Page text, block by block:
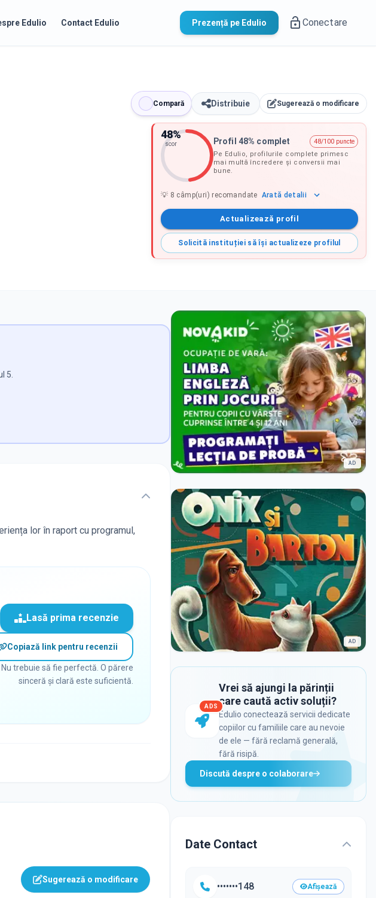
Edulio Contact Edulio Prezență pe Edulio Conectare
Compară Distribuie Sugerează o modificare
48%
scor Profil 48% complet
48/100 puncte
Pe Edulio, profilurile complete primesc
mai multă încredere și conversii mai
bune.
💡 8 câmp(uri) recomandate Arată detalii
Actualizează profil
Solicită instituției să își actualizeze profilul
5.
lor în raport cu programul,
Lasă prima recenzie
Copiază link pentru recenzii
Nu trebuie să fie perfectă. O părere
sinceră și clară este suficientă.
Sugerează o modificare
AD
AD
ADS
Vrei să ajungi la părinții
care caută activ soluții?
Edulio conectează servicii dedicate
copiilor cu familiile care au nevoie
de ele — fără reclamă generală,
fără risipă.
Discută despre o colaborare
Date Contact
•••••••148 Afișează